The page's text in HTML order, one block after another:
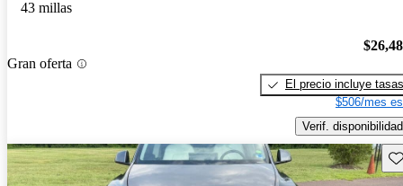
43 millas
Gran oferta
El precio incluye tasas
$506/mes
Verif. disponibilidad